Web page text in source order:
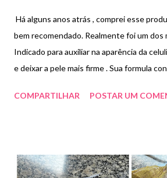
Há alguns anos atrás , comprei esse
bem recomendado. Realmente foi um dos
Indicado para auxiliar na aparência da
e deixar a pele mais firme . Sua formula
mais encontrei . Se alguém souber onde
COMPARTILHAR POSTAR UM